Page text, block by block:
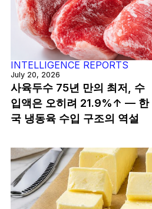
INTELLIGENCE REPORTS
July 20, 2026
사육두수 75년 만의 최저, 수
입액은 오히려 21.9%↑ — 한
국 냉동육 수입 구조의 역설